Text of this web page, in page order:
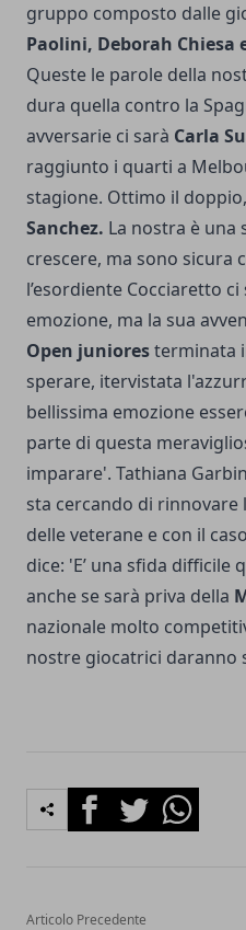
gruppo composto dalle
Paolini, Deborah Chiesa
Queste le parole della
dura quella contro la
avversarie ci sarà Carla
raggiunto i quarti a
stagione. Ottimo il
Sanchez. La nostra è una
crescere, ma sono sicura
l’esordiente Cocciaretto
emozione, ma la sua
Open junioresterminata
sperare, itervistata
bellissima emozione
parte di questa
imparare'. Tathiana
sta cercando di rinnovare
delle veterane e con il caso
dice: 'E’ una sfida difficile
anche se sarà priva della
nazionale molto
nostre giocatrici daranno
FacebookTwitterWhatsapp
Articolo Precedente